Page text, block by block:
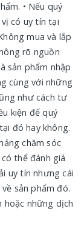
• Nếu quý
có uy tín tại
mua và lắp
rõ nguồn
sản phẩm nhập
cùng với những
như cách tư
kiện để quý
đó hay không.
chăm sóc
thể đánh giá
uy tín nhưng cái
sản phẩm đó.
hoặc những dịch